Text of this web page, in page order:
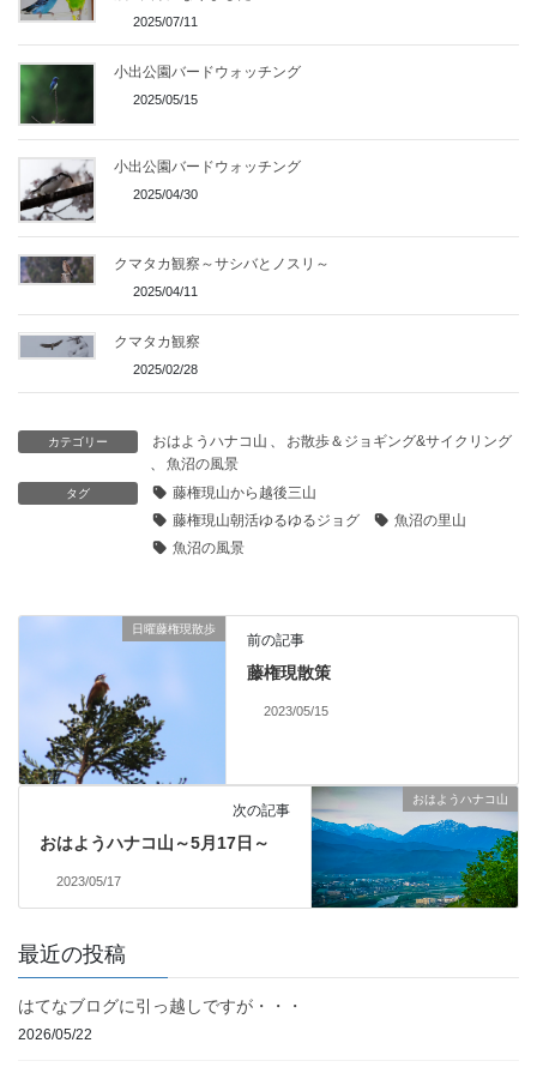
2025/07/11
小出公園バードウォッチング
2025/05/15
小出公園バードウォッチング
2025/04/30
クマタカ観察～サシバとノスリ～
2025/04/11
クマタカ観察
2025/02/28
カテゴリー おはようハナコ山 、
お散歩＆ジョギング&サイクリング
、
魚沼の風景
タグ
藤権現山から越後三山
藤権現山朝活ゆるゆるジョグ
魚沼の里山
魚沼の風景
日曜藤権現散歩
前の記事
藤権現散策
2023/05/15
おはようハナコ山
次の記事
おはようハナコ山～5月17日～
2023/05/17
最近の投稿
はてなブログに引っ越しですが・・・
2026/05/22